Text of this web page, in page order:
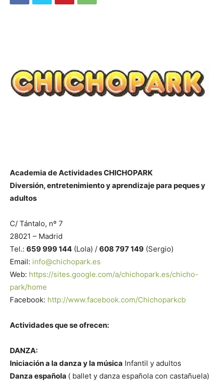
Academia de Actividades CHICHOPARK
Diversión, entretenimiento y aprendizaje para peques y
adultos
C/ Tántalo, nº 7
28021 – Madrid
Tel.: 659 999 144 (Lola) / 608 797 149 (Sergio)
Email: info@chichopark.es
Web: https://sites.google.com/a/chichopark.es/chicho-
park/home
Facebook: http://www.facebook.com/Chichoparkcb
Actividades que se ofrecen:
DANZA:
Iniciación a la danza y la música Infantil y adultos
Danza española ( ballet y danza española con castañuela)